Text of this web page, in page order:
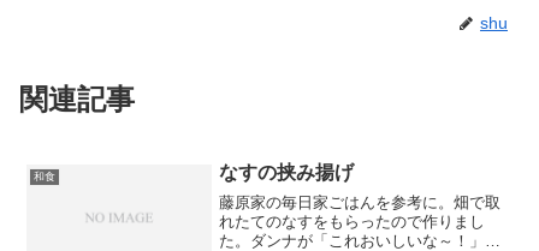
shu
関連記事
和食 なすの挟み揚げ
藤原家の毎日家ごはんを参考に。畑で取
れたてのなすをもらったので作りまし
た。ダンナが「これおいしいな～！」っ